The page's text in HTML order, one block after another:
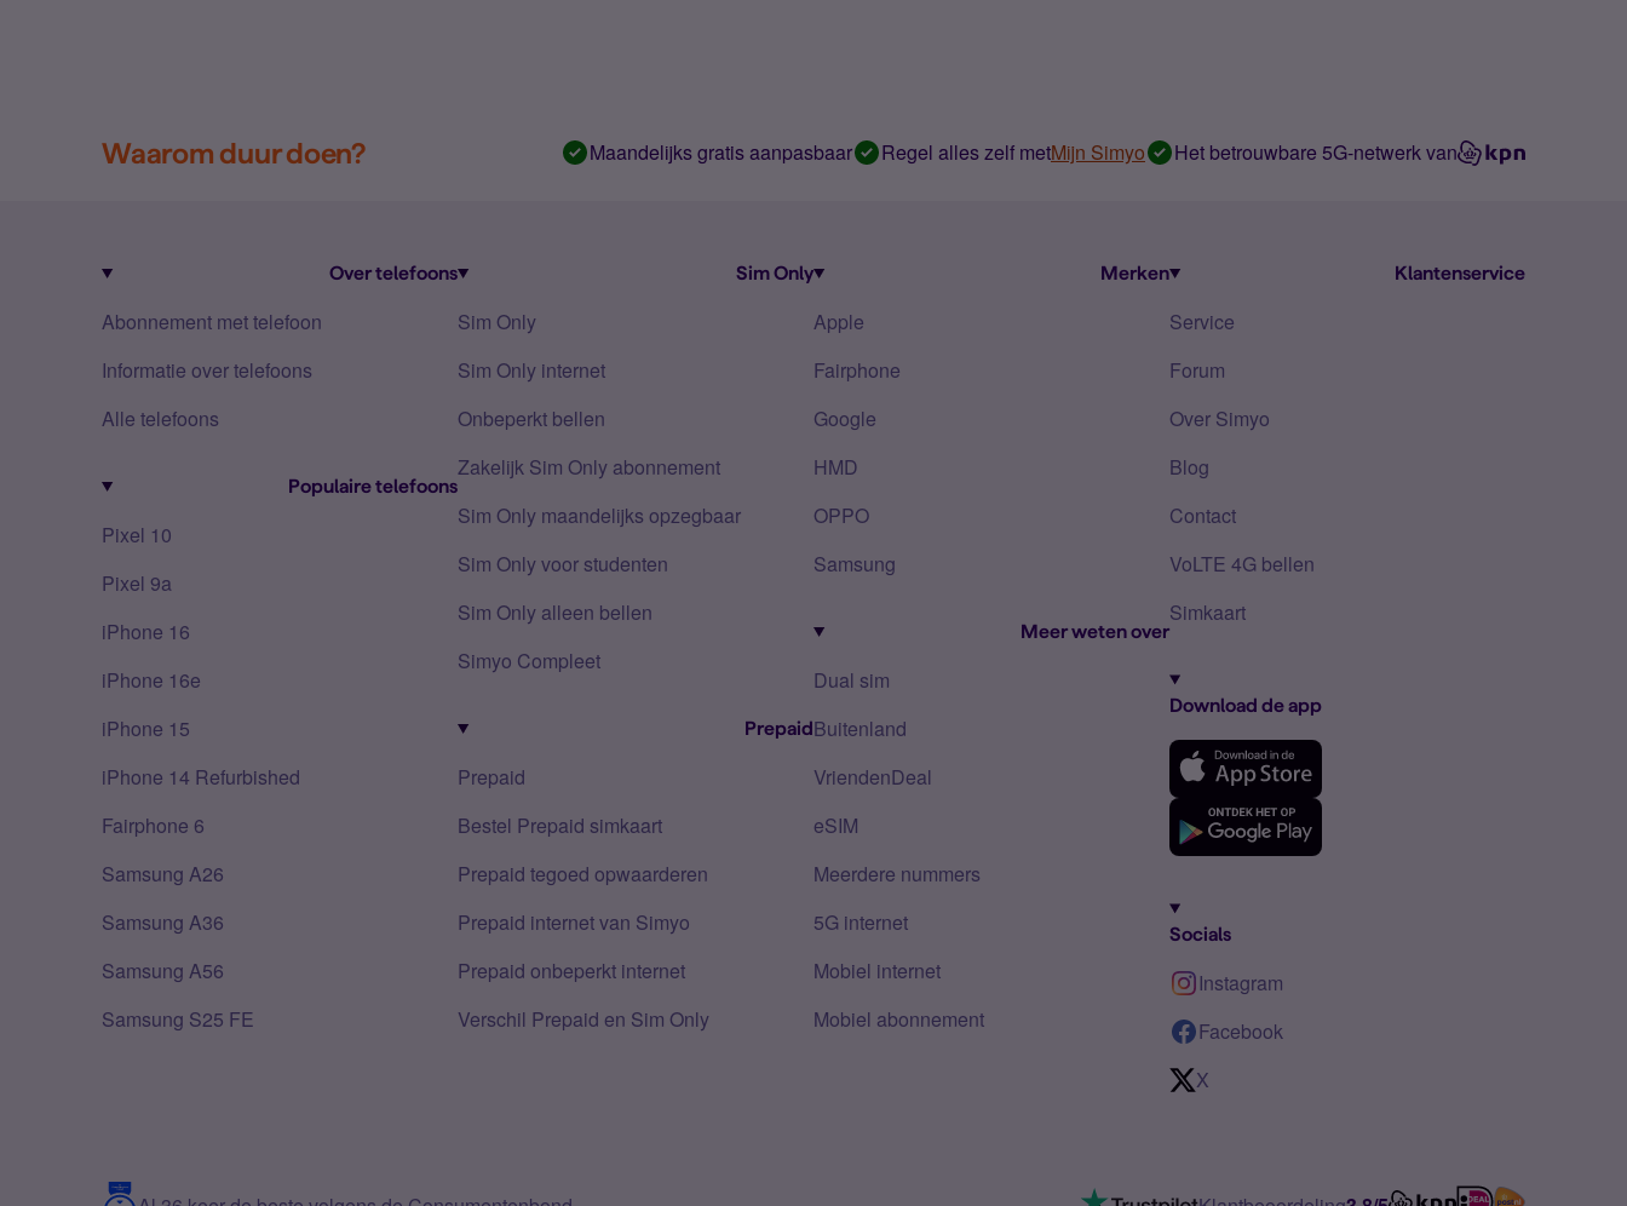
Waarom duur doen? Maandelijks gratis aanpasbaar Regel alles zelf metMijn Simyo Het betrouwbare 5G-netwerk van
Over telefoons
Abonnement met telefoon
Informatie over telefoons
Alle telefoons
Populaire telefoons
Pixel 10
Pixel 9a
iPhone 16
iPhone 16e
iPhone 15
iPhone 14 Refurbished
Fairphone 6
Samsung A26
Samsung A36
Samsung A56
Samsung S25 FE
Sim Only
Sim Only
Sim Only internet
Onbeperkt bellen
Zakelijk Sim Only abonnement
Sim Only maandelijks opzegbaar
Sim Only voor studenten
Sim Only alleen bellen
Simyo Compleet
Prepaid
Prepaid
Bestel Prepaid simkaart
Prepaid tegoed opwaarderen
Prepaid internet van Simyo
Prepaid onbeperkt internet
Verschil Prepaid en Sim Only
Merken
Apple
Fairphone
Google
HMD
OPPO
Samsung
Meer weten over
Dual sim
Buitenland
VriendenDeal
eSIM
Meerdere nummers
5G internet
Mobiel internet
Mobiel abonnement
Klantenservice
Service
Forum
Over Simyo
Blog
Contact
VoLTE 4G bellen
Simkaart
Download de app
Socials
Instagram
Facebook
X